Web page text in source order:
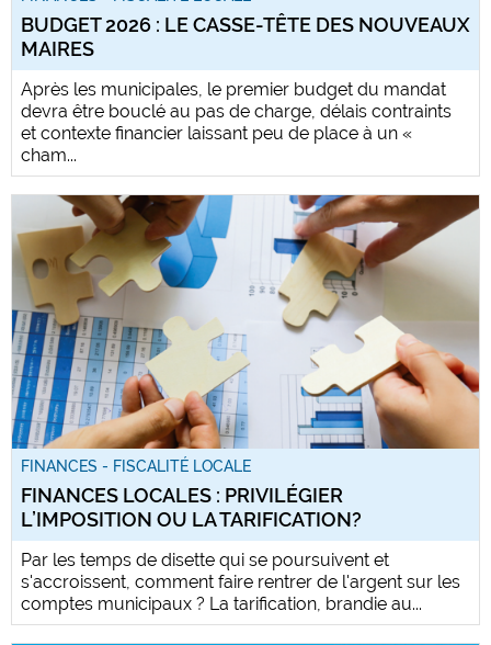
BUDGET 2026 : LE CASSE-TÊTE DES NOUVEAUX
MAIRES
Après les municipales, le premier budget du mandat
devra être bouclé au pas de charge, délais contraints
et contexte financier laissant peu de place à un «
cham...
FINANCES - FISCALITÉ LOCALE
FINANCES LOCALES : PRIVILÉGIER
L’IMPOSITION OU LA TARIFICATION?
Par les temps de disette qui se poursuivent et
s'accroissent, comment faire rentrer de l'argent sur les
comptes municipaux ? La tarification, brandie au...